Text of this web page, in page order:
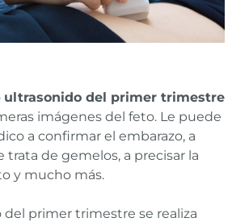
ultrasonido del primer trimestre
imágenes del feto. Le puede
a confirmar el embarazo, a
trata de gemelos, a precisar la
y mucho más.
del primer trimestre se realiza